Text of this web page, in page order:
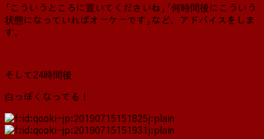
「こういうところに置いてくださいね」「何時間後にこういう
状態になっていればオーケーです」など、アドバイスをしま
す。
そして24時間後
白っぽくなってる！